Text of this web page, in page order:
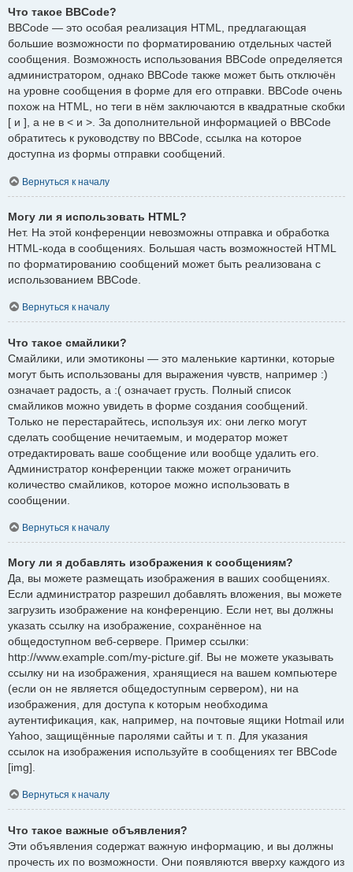
Что такое BBCode?
BBCode — это особая реализация HTML, предлагающая
большие возможности по форматированию отдельных частей
сообщения. Возможность использования BBCode определяется
администратором, однако BBCode также может быть отключён
на уровне сообщения в форме для его отправки. BBCode очень
похож на HTML, но теги в нём заключаются в квадратные скобки
[ и ], а не в < и >. За дополнительной информацией о BBCode
обратитесь к руководству по BBCode, ссылка на которое
доступна из формы отправки сообщений.
Вернуться к началу
Могу ли я использовать HTML?
Нет. На этой конференции невозможны отправка и обработка
HTML-кода в сообщениях. Большая часть возможностей HTML
по форматированию сообщений может быть реализована с
использованием BBCode.
Вернуться к началу
Что такое смайлики?
Смайлики, или эмотиконы — это маленькие картинки, которые
могут быть использованы для выражения чувств, например :)
означает радость, а :( означает грусть. Полный список
смайликов можно увидеть в форме создания сообщений.
Только не перестарайтесь, используя их: они легко могут
сделать сообщение нечитаемым, и модератор может
отредактировать ваше сообщение или вообще удалить его.
Администратор конференции также может ограничить
количество смайликов, которое можно использовать в
сообщении.
Вернуться к началу
Могу ли я добавлять изображения к сообщениям?
Да, вы можете размещать изображения в ваших сообщениях.
Если администратор разрешил добавлять вложения, вы можете
загрузить изображение на конференцию. Если нет, вы должны
указать ссылку на изображение, сохранённое на
общедоступном веб-сервере. Пример ссылки:
http://www.example.com/my-picture.gif. Вы не можете указывать
ссылку ни на изображения, хранящиеся на вашем компьютере
(если он не является общедоступным сервером), ни на
изображения, для доступа к которым необходима
аутентификация, как, например, на почтовые ящики Hotmail или
Yahoo, защищённые паролями сайты и т. п. Для указания
ссылок на изображения используйте в сообщениях тег BBCode
[img].
Вернуться к началу
Что такое важные объявления?
Эти объявления содержат важную информацию, и вы должны
прочесть их по возможности. Они появляются вверху каждого из